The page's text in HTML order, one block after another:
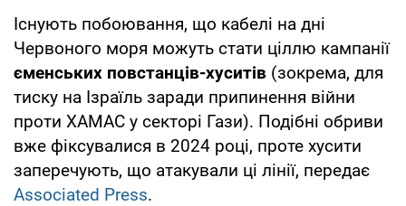
Існують побоювання, що кабелі на дні
Червоного моря можуть стати ціллю кампанії
єменських повстанців-хуситів (зокрема, для
тиску на Ізраїль заради припинення війни
проти ХАМАС у секторі Гази). Подібні обриви
вже фіксувалися в 2024 році, проте хусити
заперечують, що атакували ці лінії, передає
Associated Press.